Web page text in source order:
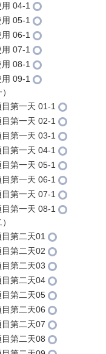
04-1
05-1
06-1
07-1
08-1
09-1
第一天 01-1
第一天 02-1
第一天 03-1
第一天 04-1
第一天 05-1
第一天 06-1
第一天 07-1
第一天 08-1
第二天01
第二天02
第二天03
第二天04
第二天05
第二天06
第二天07
第二天08